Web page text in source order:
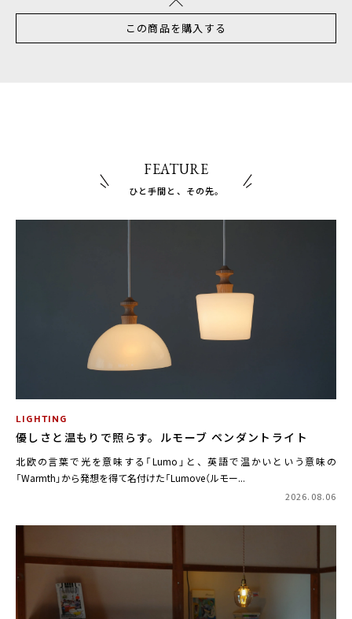
この商品を購入する
FEATURE
ひと手間と、その先。
LIGHTING
優しさと温もりで照らす。ルモーブ ペンダントライト
北欧の言葉で光を意味する「Lumo」と、英語で温かいという意味の
「Warmth」から発想を得て名付けた「Lumove（ルモー...
2026.08.06